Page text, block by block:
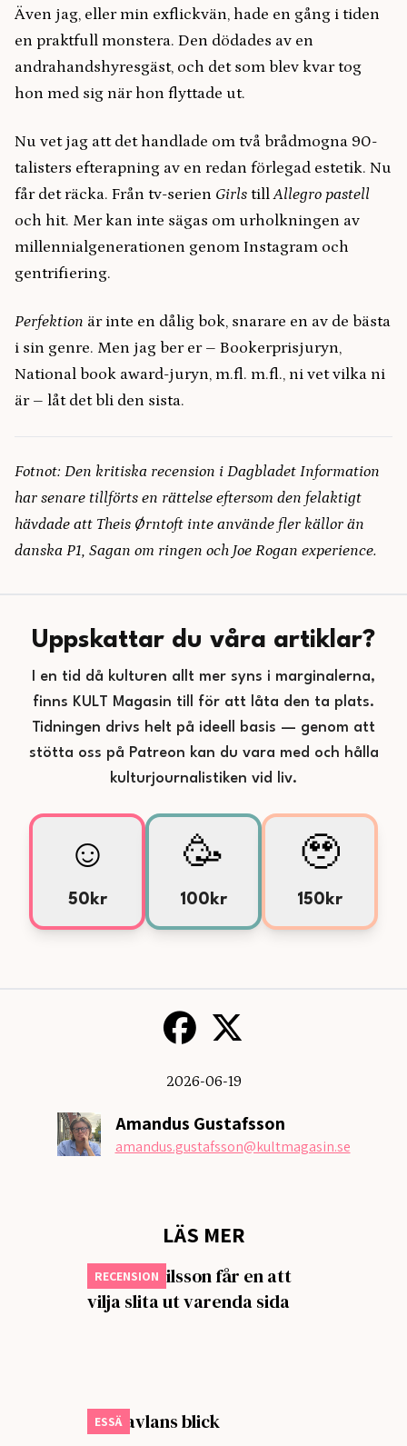
Även jag, eller min exflickvän, hade en gång i tiden
en praktfull monstera. Den dödades av en
andrahandshyresgäst, och det som blev kvar tog
hon med sig när hon flyttade ut.
Nu vet jag att det handlade om två brådmogna 90-
talisters efterapning av en redan förlegad estetik. Nu
får det räcka. Från tv-serien Girls tillAllegro pastell
och hit. Mer kan inte sägas om urholkningen av
millennialgenerationen genom Instagram och
gentrifiering.
Perfektion är inte en dålig bok, snarare en av de bästa
i sin genre. Men jag ber er – Bookerprisjuryn,
National book award-juryn, m.fl. m.fl., ni vet vilka ni
är – låt det bli den sista.
Fotnot: Den kritiska recension i Dagbladet Information
har senare tillförts en rättelse eftersom den felaktigt
hävdade att Theis Ørntoft inte använde fler källor än
danska P1, Sagan om ringen och Joe Rogan experience.
Uppskattar du våra artiklar?
I en tid då kulturen allt mer syns i marginalerna,
finns KULT Magasin till för att låta den ta plats.
Tidningen drivs helt på ideell basis — genom att
stötta oss på Patreon kan du vara med och hålla
kulturjournalistiken vid liv.
☺️
50kr
🥳
100kr
🥹
150kr
2026-06-19
Amandus Gustafsson
amandus.gustafsson@kultmagasin.se
LÄS MER
RECENSION
Isabella Nilsson får en att
vilja slita ut varenda sida
ESSÄ
Om tavlans blick